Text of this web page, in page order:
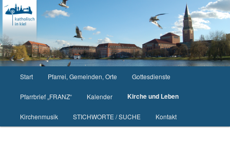
Zum
primären
Inhalt
springen
Start Pfarrei, Gemeinden, Orte Gottesdienste
Pfarrbrief „FRANZ“ Kalender Kirche und Leben
Kirchenmusik STICHWORTE / SUCHE Kontakt